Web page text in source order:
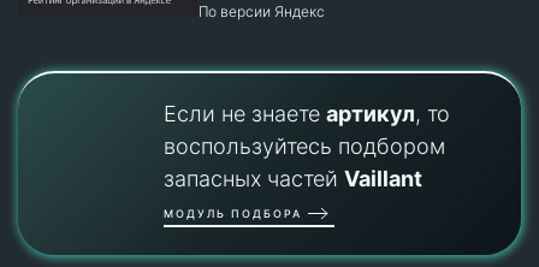
По версии Яндекс
Если не знаете артикул, то
воспользуйтесь подбором
запасных частей Vaillant
МОДУЛЬ ПОДБОРА